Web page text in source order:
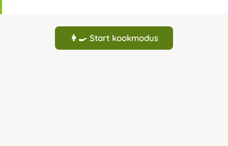
👩‍🍳 Start kookmodus